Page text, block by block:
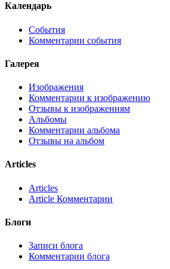
Календарь
События
Комментарии события
Галерея
Изображения
Комментарии к изображению
Отзывы к изображениям
Альбомы
Комментарии альбома
Отзывы на альбом
Articles
Articles
Article Комментарии
Блоги
Записи блога
Комментарии блога